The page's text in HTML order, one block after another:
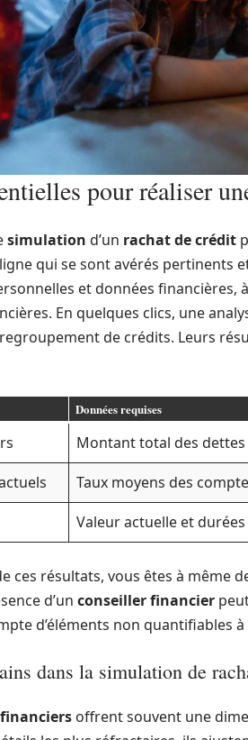
pour réaliser
simulation d’un rachat de crédit
qui se sont avérés pertinents
et données financières,
En quelques clics, une
de crédits. Leurs
Données requises
Montant total des dettes
Taux moyens des
Valeur actuelle et durées
ces résultats, vous êtes à même
d’un conseiller financier
d’éléments non quantifiables
dans la simulation de
offrent souvent une